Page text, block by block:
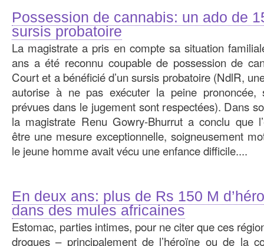
Possession de cannabis: un ado de
sursis probatoire
La magistrate a pris en compte sa situation
ans a été reconnu coupable de possession de
Court et a bénéficié d’un sursis probatoire (NdlR,
autorise à ne pas exécuter la peine prononcée,
prévues dans le jugement sont respectées). Dans
la magistrate Renu Gowry-Bhurrut a conclu que
être une mesure exceptionnelle, soigneusement
le jeune homme avait vécu une enfance difficile....
En deux ans: plus de Rs 150 M
dans des mules africaines
Estomac, parties intimes, pour ne citer que ces
drogues – principalement de l’héroïne ou de la